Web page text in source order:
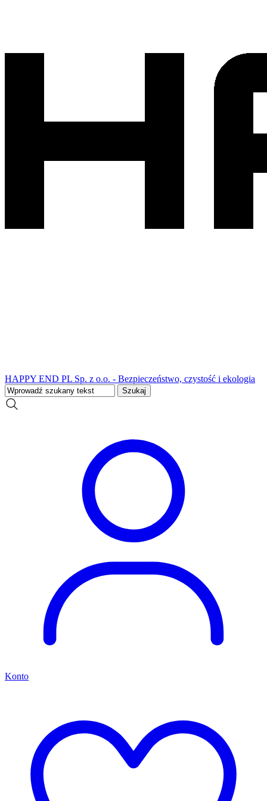
HAPPY END PL Sp. z o.o. - Bezpieczeństwo, czystość i ekologia
Konto